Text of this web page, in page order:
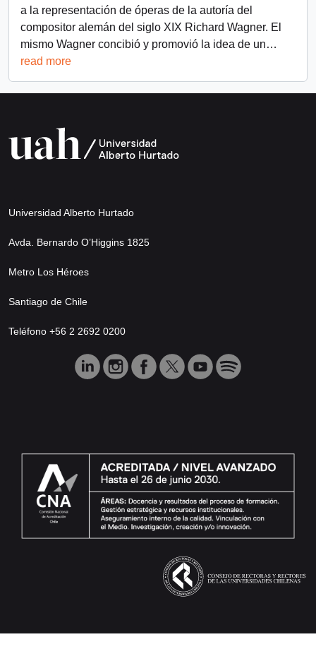
a la representación de óperas de la autoría del
compositor alemán del siglo XIX Richard Wagner. El
mismo Wagner concibió y promovió la idea de un…
read more
Universidad Alberto Hurtado
Avda. Bernardo O’Higgins 1825
Metro Los Héroes
Santiago de Chile
Teléfono +56 2 2692 0200